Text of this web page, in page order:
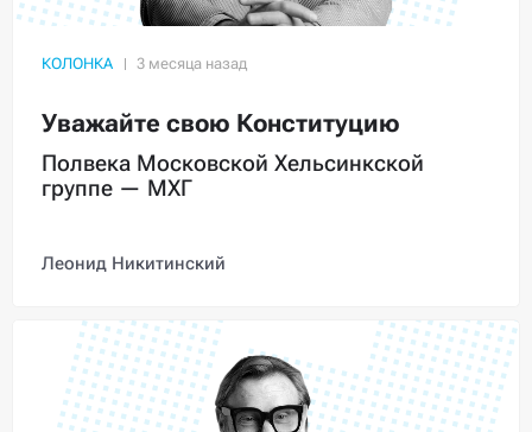
КОЛОНКА
Уважайте свою Конституцию
Полвека Московской Хельсинкской
группе — МХГ
Леонид Никитинский